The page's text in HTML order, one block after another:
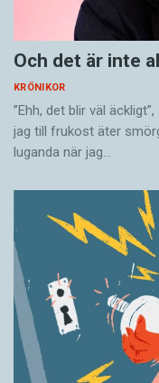
Och det är inte
KRÖNIKOR
”Ehh, det blir väl
jag till frukost äter
luganda när jag…